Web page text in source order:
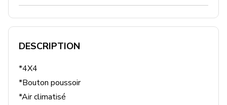
DESCRIPTION
*4X4
*Bouton poussoir
*Air climatisé